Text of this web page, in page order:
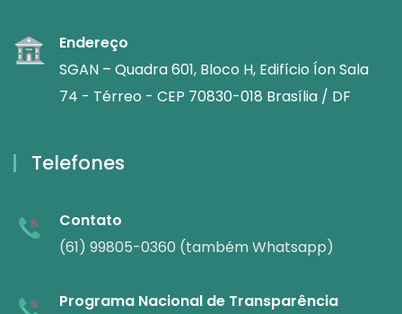
Endereço
SGAN – Quadra 601, Bloco H, Edifício Íon Sala
74 - Térreo - CEP 70830-018 Brasília / DF
Telefones
Contato
(61) 99805-0360 (também Whatsapp)
Programa Nacional de Transparência